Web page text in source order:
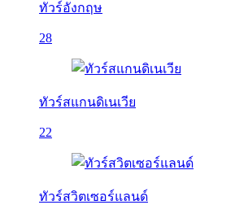
ทัวร์อังกฤษ
28
ทัวร์สแกนดิเนเวีย
22
ทัวร์สวิตเซอร์แลนด์